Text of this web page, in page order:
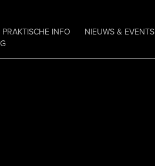
PRAKTISCHE INFO NIEUWS & EVENTS